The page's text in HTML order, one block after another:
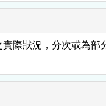
際狀況，分次或為部